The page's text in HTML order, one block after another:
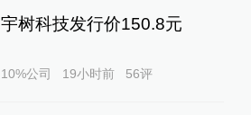
宇树科技发行价150.8元
10%公司 19小时前 56评